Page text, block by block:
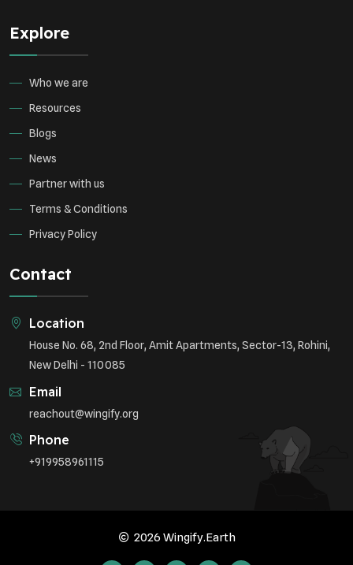
Explore
Who we are
Resources
Blogs
News
Partner with us
Terms & Conditions
Privacy Policy
Contact
Location
House No. 68, 2nd Floor, Amit Apartments, Sector-13, Rohini,
New Delhi - 110085
Email
reachout@wingify.org
Phone
+919958961115
2026 Wingify.Earth